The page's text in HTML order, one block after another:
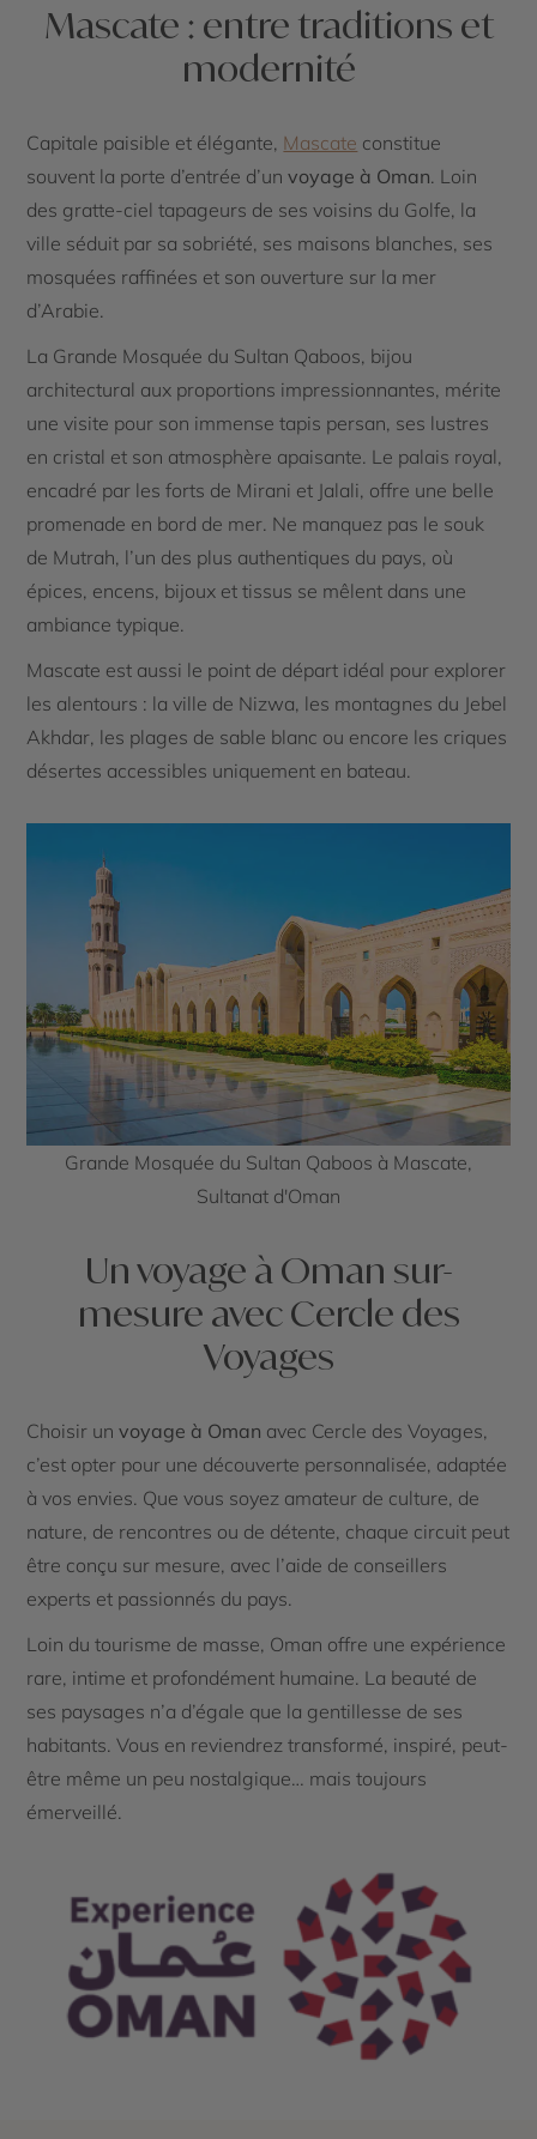
Mascate : entre traditions et
modernité
Capitale paisible et élégante, Mascate constitue
souvent la porte d’entrée d’unvoyage à Oman. Loin
des gratte-ciel tapageurs de ses voisins du Golfe, la
ville séduit par sa sobriété, ses maisons blanches, ses
mosquées raffinées et son ouverture sur la mer
d’Arabie.
La Grande Mosquée du Sultan Qaboos, bijou
architectural aux proportions impressionnantes, mérite
une visite pour son immense tapis persan, ses lustres
en cristal et son atmosphère apaisante. Le palais royal,
encadré par les forts de Mirani et Jalali, offre une belle
promenade en bord de mer. Ne manquez pas le souk
de Mutrah, l’un des plus authentiques du pays, où
épices, encens, bijoux et tissus se mêlent dans une
ambiance typique.
Mascate est aussi le point de départ idéal pour explorer
les alentours : la ville de Nizwa, les montagnes du Jebel
Akhdar, les plages de sable blanc ou encore les criques
désertes accessibles uniquement en bateau.
Grande Mosquée du Sultan Qaboos à Mascate,
Sultanat d'Oman
Un voyage à Oman sur-
mesure avec Cercle des
Voyages
Choisir unvoyage à Oman avec Cercle des Voyages,
c’est opter pour une découverte personnalisée, adaptée
à vos envies. Que vous soyez amateur de culture, de
nature, de rencontres ou de détente, chaque circuit peut
être conçu sur mesure, avec l’aide de conseillers
experts et passionnés du pays.
Loin du tourisme de masse, Oman offre une expérience
rare, intime et profondément humaine. La beauté de
ses paysages n’a d’égale que la gentillesse de ses
habitants. Vous en reviendrez transformé, inspiré, peut-
être même un peu nostalgique… mais toujours
émerveillé.